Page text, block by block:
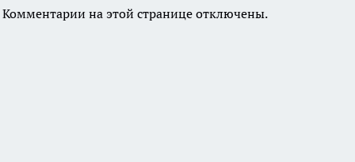
Комментарии на этой странице отключены.